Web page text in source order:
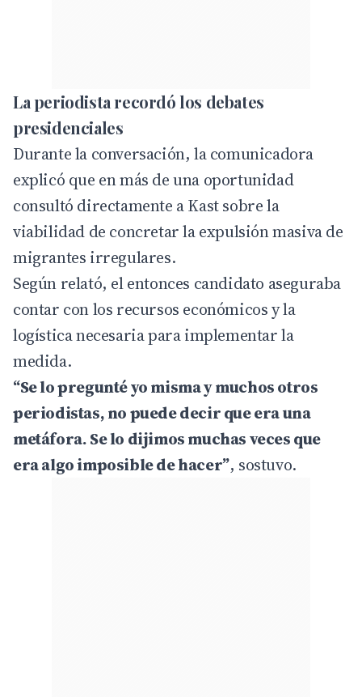
La periodista recordó los debates
presidenciales
Durante la conversación, la comunicadora
explicó que en más de una oportunidad
consultó directamente a Kast sobre la
viabilidad de concretar la expulsión masiva de
migrantes irregulares.
Según relató, el entonces candidato aseguraba
contar con los recursos económicos y la
logística necesaria para implementar la
medida.
“Se lo pregunté yo misma y muchos otros
periodistas, no puede decir que era una
metáfora. Se lo dijimos muchas veces que
era algo imposible de hacer”, sostuvo.